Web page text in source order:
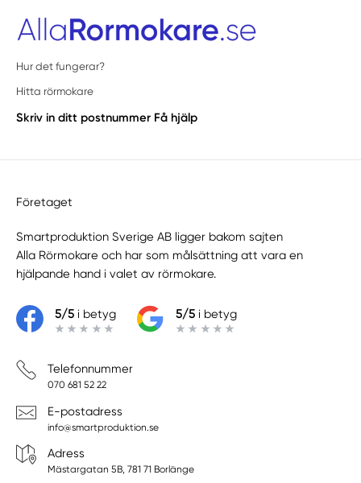
Hur det fungerar?
Hitta rörmokare
Skriv in ditt postnummer Få hjälp
Företaget
Smartproduktion Sverige AB ligger bakom sajten
Alla Rörmokare och har som målsättning att vara en
hjälpande hand i valet av rörmokare.
5/5i betyg 5/5i betyg
Telefonnummer
070 681 52 22
E-postadress
info@smartproduktion.se
Adress
Mästargatan 5B, 781 71 Borlänge